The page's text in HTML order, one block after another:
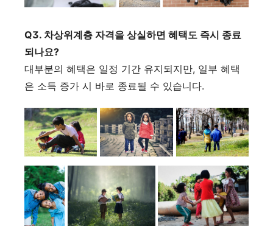
Q3. 차상위계층 자격을 상실하면 혜택도 즉시 종료
되나요?
대부분의 혜택은 일정 기간 유지되지만, 일부 혜택
은 소득 증가 시 바로 종료될 수 있습니다.